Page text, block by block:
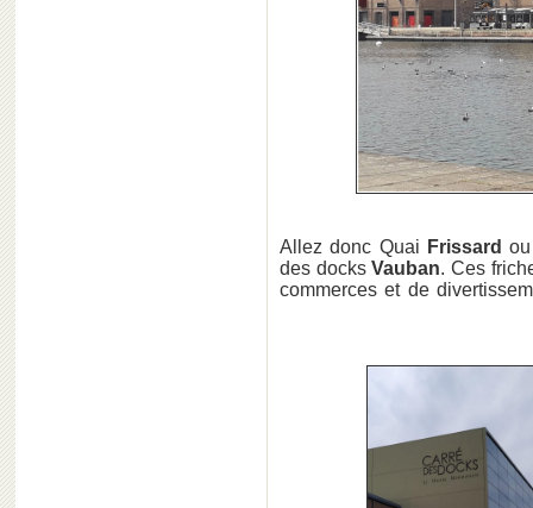
Allez donc Quai Frissard
des docksVauban. Ces
commerces et de